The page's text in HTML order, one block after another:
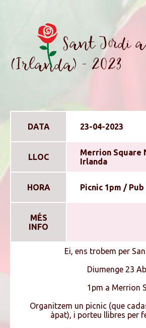
Sant Jordi
(Irlanda) - 2023
DATA 23-04-2023
LLOC
Merrion Square
Irlanda
HORA Picnic 1pm / Pub
MÉS
INFO
Ei, ens trobem per
Diumenge 23
1pm a Merrion
Organitzem un picnic (que
àpat), i porteu llibres per